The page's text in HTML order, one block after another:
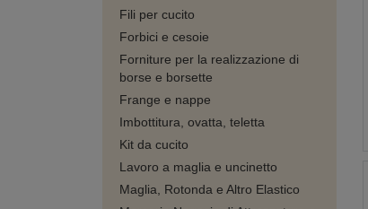
Fili per cucito
Forbici e cesoie
Forniture per la realizzazione di
borse e borsette
Frange e nappe
Imbottitura, ovatta, teletta
Kit da cucito
Lavoro a maglia e uncinetto
Maglia, Rotonda e Altro Elastico